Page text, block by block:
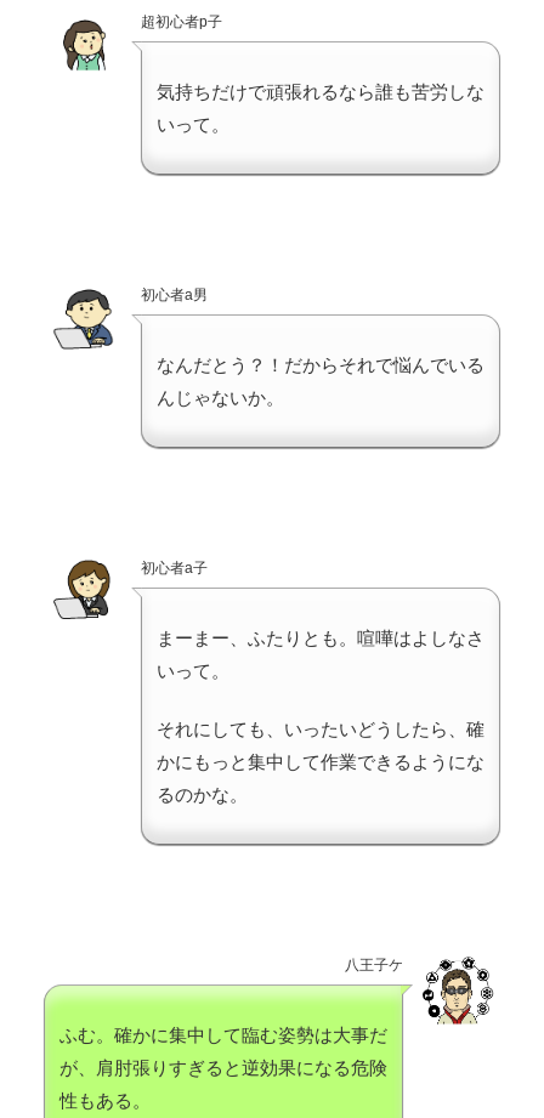
超初心者p子
気持ちだけで頑張れるなら誰も苦労しな
いって。
初心者a男
なんだとう？！だからそれで悩んでいる
んじゃないか。
初心者a子
まーまー、ふたりとも。喧嘩はよしなさ
いって。
それにしても、いったいどうしたら、確
かにもっと集中して作業できるようにな
るのかな。
八王子ケ
ふむ。確かに集中して臨む姿勢は大事だ
が、肩肘張りすぎると逆効果になる危険
性もある。